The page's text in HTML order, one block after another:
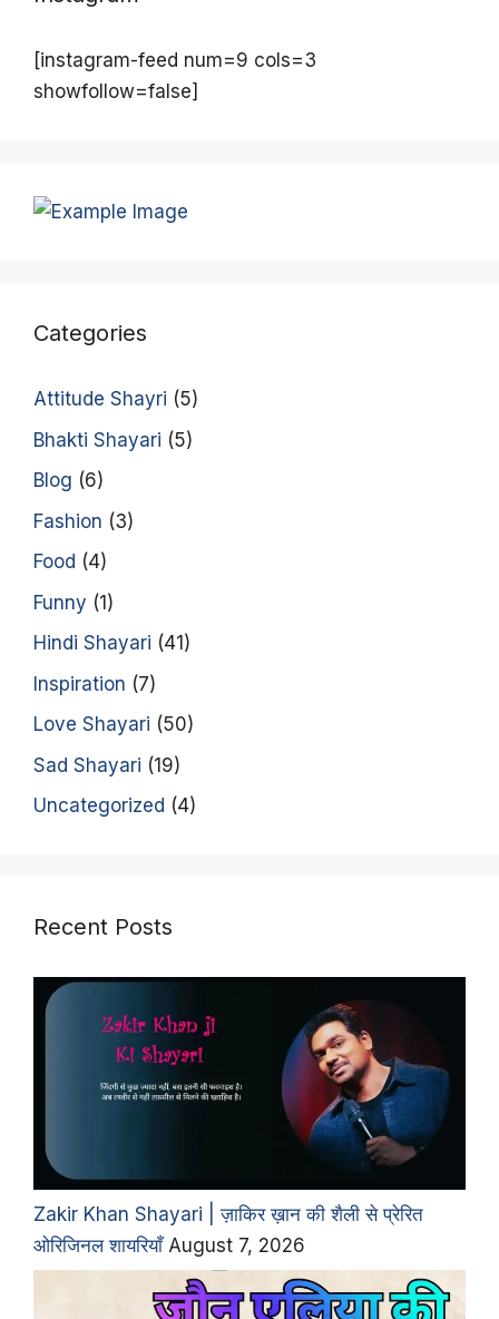
[instagram-feed num=9 cols=3
showfollow=false]
Categories
Attitude Shayri (5)
Bhakti Shayari (5)
Blog (6)
Fashion (3)
Food (4)
Funny (1)
Hindi Shayari (41)
Inspiration (7)
Love Shayari (50)
Sad Shayari (19)
Uncategorized (4)
Recent Posts
Zakir Khan Shayari | ज़ाकिर ख़ान की शैली से प्रेरित
ओरिजिनल शायरियाँ August 7, 2026